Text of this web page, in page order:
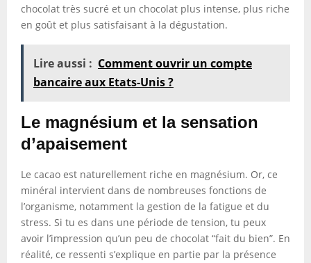
chocolat très sucré et un chocolat plus intense, plus riche
en goût et plus satisfaisant à la dégustation.
Lire aussi : Comment ouvrir un compte
bancaire aux Etats-Unis ?
Le magnésium et la sensation
d’apaisement
Le cacao est naturellement riche en magnésium. Or, ce
minéral intervient dans de nombreuses fonctions de
l’organisme, notamment la gestion de la fatigue et du
stress. Si tu es dans une période de tension, tu peux
avoir l’impression qu’un peu de chocolat “fait du bien”. En
réalité, ce ressenti s’explique en partie par la présence